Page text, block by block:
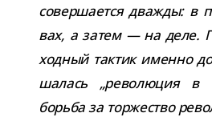
совер­ша­ется два­жды: в
вах, а затем — на деле.
ход­ный так­тик именно
ша­лась „рево­лю­ция в
борьба за тор­же­ство